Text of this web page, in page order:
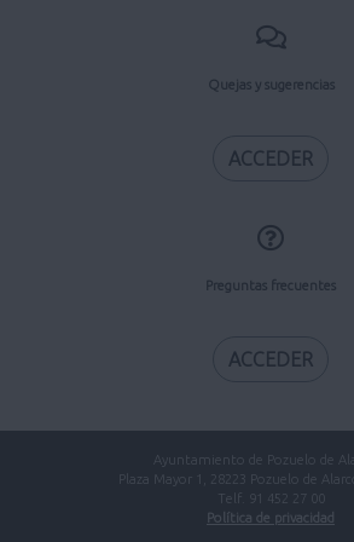
Quejas y sugerencias
ACCEDER
Preguntas frecuentes
ACCEDER
Ayuntamiento de Pozuelo de
Plaza Mayor 1, 28223 Pozuelo de
Telf. 91 452 27 00
Política de privacidad